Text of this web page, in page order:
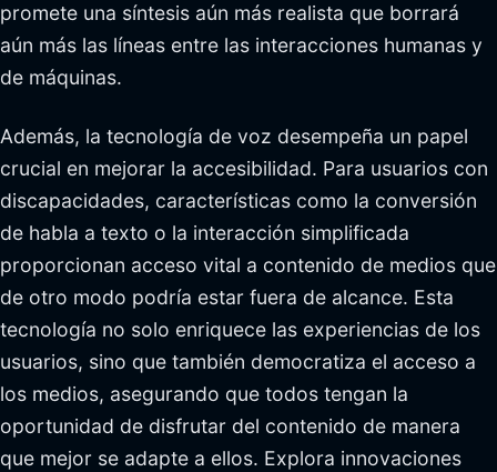
promete una síntesis aún más realista que borrará
aún más las líneas entre las interacciones humanas y
de máquinas.
Además, la tecnología de voz desempeña un papel
crucial en mejorar la accesibilidad. Para usuarios con
discapacidades, características como la conversión
de habla a texto o la interacción simplificada
proporcionan acceso vital a contenido de medios que
de otro modo podría estar fuera de alcance. Esta
tecnología no solo enriquece las experiencias de los
usuarios, sino que también democratiza el acceso a
los medios, asegurando que todos tengan la
oportunidad de disfrutar del contenido de manera
que mejor se adapte a ellos. Explora innovaciones